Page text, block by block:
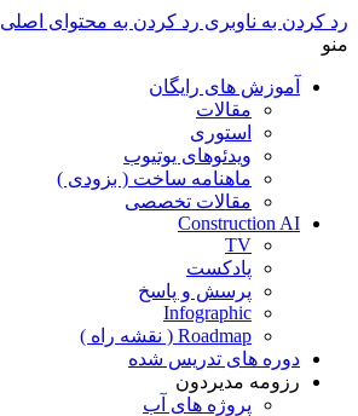
رد کردن به ناوبری رد کردن به محتوای اصلی
منو
آموزش های رایگان
مقالات
استوری
ویدئوهای یوتیوب
ماهنامه ساخت ( بزودی )
مقالات تخصصی
Construction AI
TV
پادکست
پرسش و پاسخ
Infographic
Roadmap ( نقشه راه )
دوره های تدریس شده
رزومه مدیردون
پروژه های آب